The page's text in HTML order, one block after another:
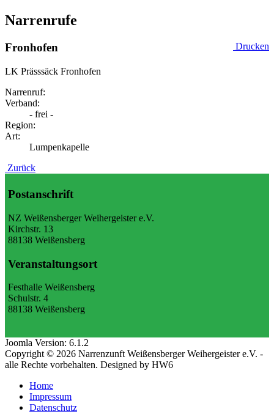
Narrenrufe
Drucken
Fronhofen
LK Prässsäck Fronhofen
Narrenruf:
Verband:
- frei -
Region:
Art:
Lumpenkapelle
Zurück
Postanschrift
NZ Weißensberger Weihergeister e.V.
Kirchstr. 13
88138 Weißensberg
Veranstaltungsort
Festhalle Weißensberg
Schulstr. 4
88138 Weißensberg
Joomla Version: 6.1.2
Copyright © 2026 Narrenzunft Weißensberger Weihergeister e.V. -
alle Rechte vorbehalten. Designed by HW6
Home
Impressum
Datenschutz